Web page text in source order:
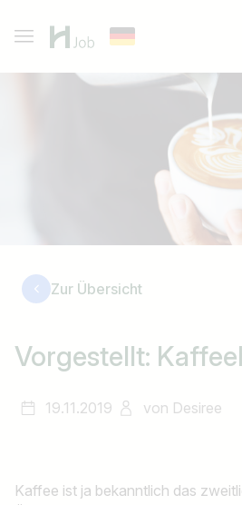
Zur Übersicht
Vorgestellt:
19.11.2019 von Desiree
Kaffee ist ja bekanntlich das